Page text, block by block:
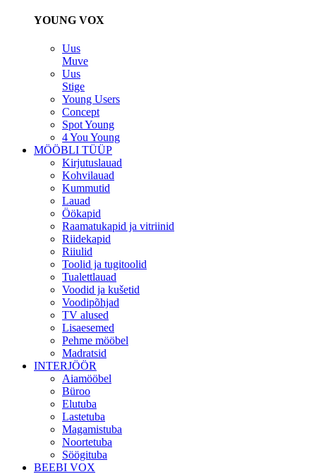
YOUNG VOX
Uus
Muve
Uus
Stige
Young Users
Concept
Spot Young
4 You Young
MÖÖBLI TÜÜP
Kirjutuslauad
Kohvilauad
Kummutid
Lauad
Öökapid
Raamatukapid ja vitriinid
Riidekapid
Riiulid
Toolid ja tugitoolid
Tualettlauad
Voodid ja kušetid
Voodipõhjad
TV alused
Lisaesemed
Pehme mööbel
Madratsid
INTERJÖÖR
Aiamööbel
Büroo
Elutuba
Lastetuba
Magamistuba
Noortetuba
Söögituba
BEEBI VOX